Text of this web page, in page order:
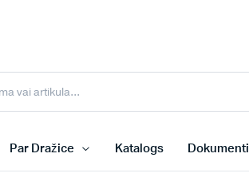
Par Dražice Katalogs Dokumenti